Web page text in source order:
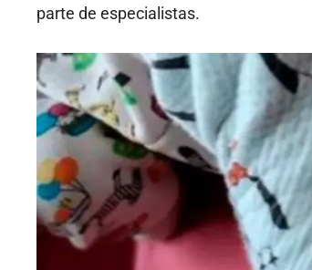
parte de especialistas.